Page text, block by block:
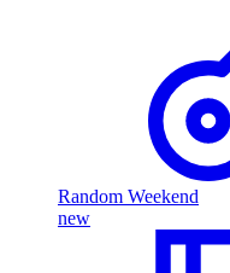
Random Weekend
new